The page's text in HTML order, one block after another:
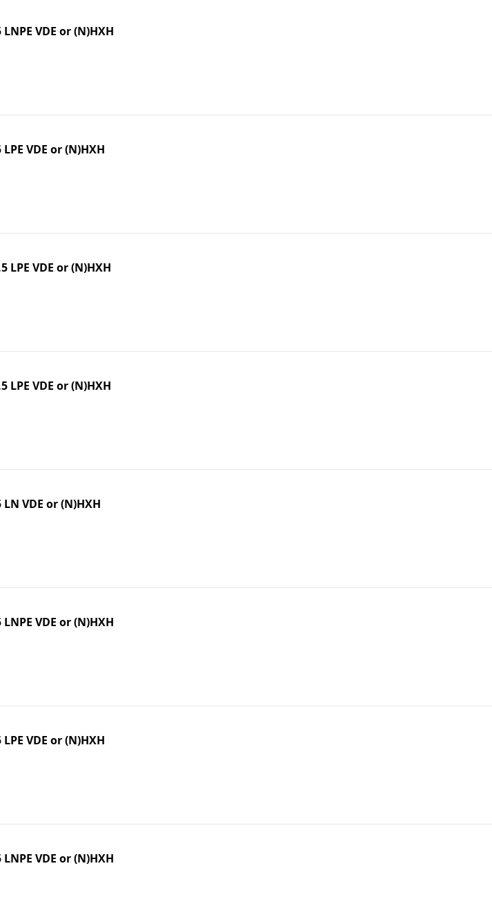
LNPE VDE or (N)HXH
LPE VDE or (N)HXH
LPE VDE or (N)HXH
LPE VDE or (N)HXH
LN VDE or (N)HXH
LNPE VDE or (N)HXH
LPE VDE or (N)HXH
LNPE VDE or (N)HXH